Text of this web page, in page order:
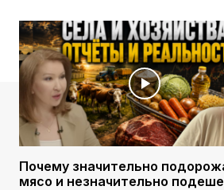
Почему значительно
мясо и незначительно